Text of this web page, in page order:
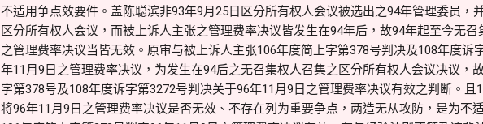
不适用争点效要件。盖陈聪滨非93年9月25日区分所有权人会议被选出之94年管理委员，
区分所有权人会议，而被上诉人主张之管理费率决议皆发生在94年后，故94年起至今无
之管理费率决议当皆无效。原审与被上诉人主张106年度简上字第378号判决及108年度诉
年11月9日之管理费率决议，为发生在94后之无召集权人召集之区分所有权人会议决议，
字第378号及108年度诉字第3272号判决关于96年11月9日之管理费率决议有效之判断。
将96年11月9日之管理费率决议是否无效、不存在列为重要争点，两造无从攻防，是为不